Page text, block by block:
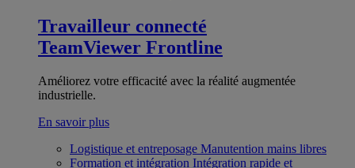
Travailleur connecté
TeamViewer Frontline
Améliorez votre efficacité avec la réalité augmentée
industrielle.
En savoir plus
Logistique et entreposage Manutention mains libres
Formation et intégration Intégration rapide et